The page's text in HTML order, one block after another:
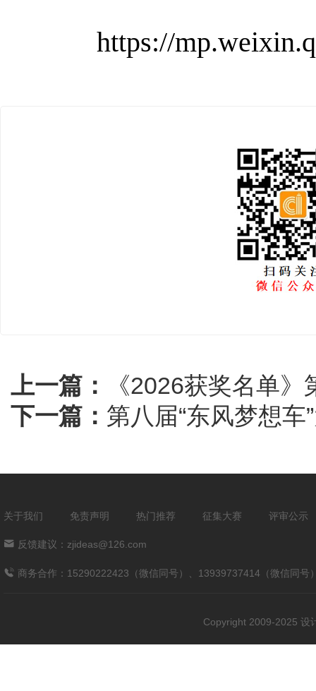
https://
上一篇：
《2026获奖名单
下一篇： 第八届“东风梦想
关于我们 免责声明 热门推荐 征集大赛 评审公示
反馈建议：zjideas@126.com
商务合作：15290222423（微信同号）、13939737414（微信同号
Copyright 2009-2025 设